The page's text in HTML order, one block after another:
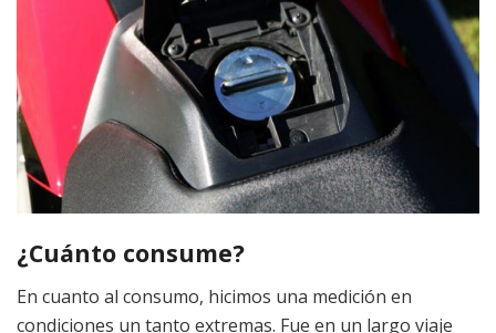
¿Cuánto consume?
En cuanto al consumo, hicimos una medición en
condiciones un tanto extremas. Fue en un largo viaje